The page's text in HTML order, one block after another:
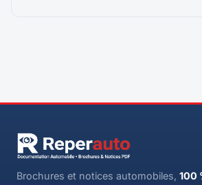
Brochures et notices automobiles, 100